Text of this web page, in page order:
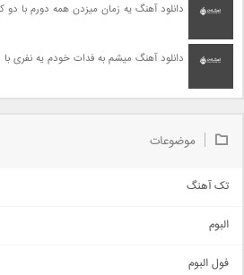
دانلود آهنگ یه زمان میزدن همه دورم با دو
دانلود آهنگ میشم به فدات خودم یه نفری
موضوعات
تک آهنگ
اجتماعی
البوم
فول البوم